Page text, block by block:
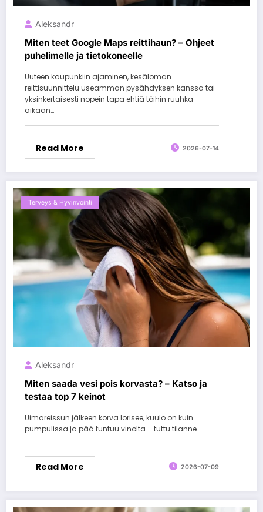
Aleksandr
Miten teet Google Maps reittihaun? – Ohjeet
puhelimelle ja tietokoneelle
Uuteen kaupunkiin ajaminen, kesäloman
reittisuunnittelu useamman pysähdyksen kanssa tai
yksinkertaisesti nopein tapa ehtiä töihin ruuhka-
aikaan…
Read More 2026-07-14
Terveys & Hyvinvointi
Aleksandr
Miten saada vesi pois korvasta? – Katso ja
testaa top 7 keinot
Uimareissun jälkeen korva lorisee, kuulo on kuin
pumpulissa ja pää tuntuu vinolta – tuttu tilanne…
Read More 2026-07-09